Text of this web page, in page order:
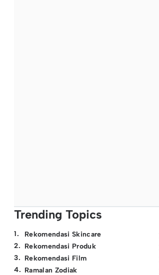
Trending Topics
1.
Rekomendasi Skincare
2. Rekomendasi Produk
3. Rekomendasi Film
4. Ramalan Zodiak